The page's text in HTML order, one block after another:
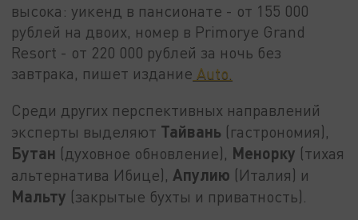
высока: уикенд в пансионате - от 155 000
рублей на двоих, номер в Primorye Grand
Resort - от 220 000 рублей за ночь без
завтрака, пишет издание Auto.
Среди других перспективных направлений
эксперты выделяют Тайвань (гастрономия),
Бутан (духовное обновление), Менорку (тихая
альтернатива Ибице), Апулию (Италия) и
Мальту (закрытые бухты и приватность).